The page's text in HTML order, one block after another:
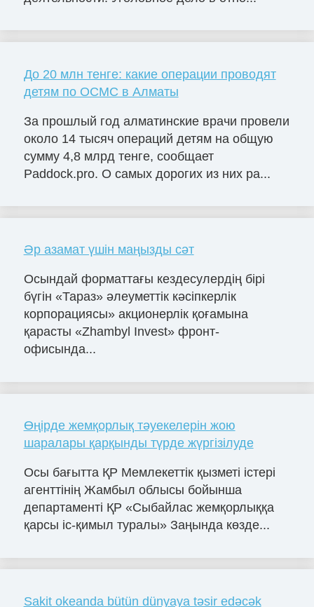
До 20 млн тенге: какие операции проводят
детям по ОСМС в Алматы
За прошлый год алматинские врачи провели
около 14 тысяч операций детям на общую
сумму 4,8 млрд тенге, сообщает
Paddock.pro. О самых дорогих из них ра...
Әр азамат үшін маңызды сәт
Осындай форматтағы кездесулердің бірі
бүгін «Тараз» әлеуметтік кәсіпкерлік
корпорациясы» акционерлік қоғамына
қарасты «Zhambyl Invest» фронт-
офисында...
Өңірде жемқорлық тәуекелерін жою
шаралары қарқынды түрде жүргізілуде
Осы бағытта ҚР Мемлекеттік қызметі істері
агенттінің Жамбыл облысы бойынша
департаменті ҚР «Сыбайлас жемқорлыққа
қарсы іс-қимыл туралы» Заңында көзде...
Sakit okeanda bütün dünyaya təsir edəcək